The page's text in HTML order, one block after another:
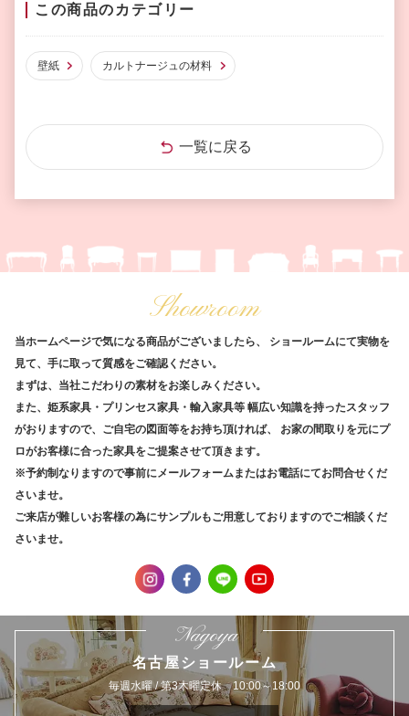
この商品のカテゴリー
壁紙 カルトナージュの材料
一覧に戻る
Showroom
当ホームページで気になる商品がございましたら、
ショールームにて実物を
見て、手に取って質感をご確認ください。
まずは、当社こだわりの素材をお楽しみください。
また、姫系家具・プリンセス家具・輸入家具等 幅広い知識を持ったスタッフ
がおりますので、ご自宅の図面等をお持ち頂ければ、
お家の間取りを元にプ
ロがお客様に合った家具をご提案させて頂きます。
※予約制なりますので事前にメールフォームまたはお電話にてお問合せくだ
さいませ。
ご来店が難しいお客様の為にサンプルもご用意しておりますのでご相談くだ
さいませ。
Nagoya
名古屋ショールーム
毎週水曜 / 第3木曜定休 10:00～18:00